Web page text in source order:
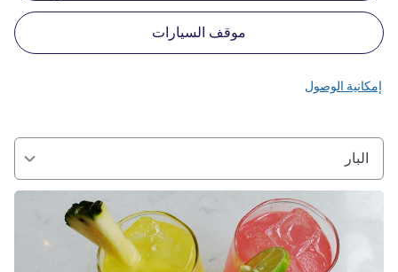
موقف السيارات
إمكانية الوصول
البار
راجع التفاصيل